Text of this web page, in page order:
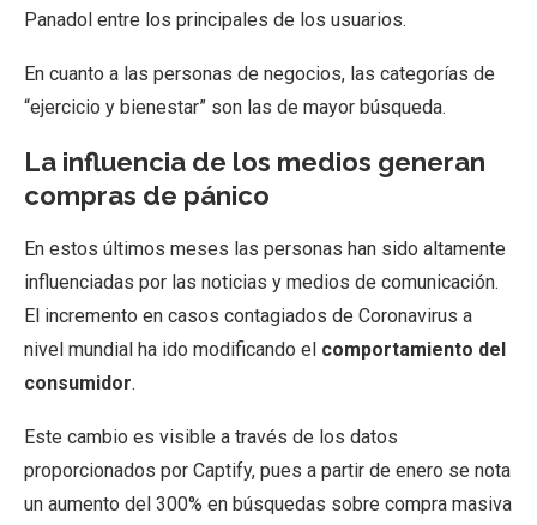
Panadol entre los principales de los usuarios.
En cuanto a las personas de negocios, las categorías de
“ejercicio y bienestar” son las de mayor búsqueda.
La influencia de los medios generan
compras de pánico
En estos últimos meses las personas han sido altamente
influenciadas por las noticias y medios de comunicación.
El incremento en casos contagiados de Coronavirus a
nivel mundial ha ido modificando el comportamiento del
consumidor.
Este cambio es visible a través de los datos
proporcionados por Captify, pues a partir de enero se nota
un aumento del 300% en búsquedas sobre compra masiva